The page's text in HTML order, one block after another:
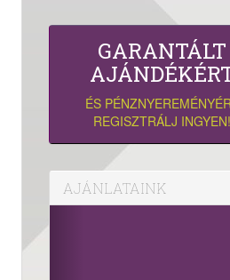
GARANTÁLT
ÉS
REGISZTRÁLJ INGYEN!
AJÁNLATAINK